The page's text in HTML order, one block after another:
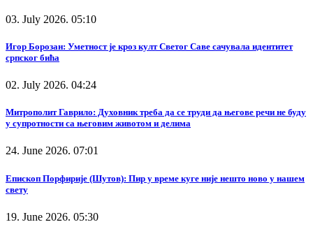
03. July 2026. 05:10
Игор Борозан: Уметност је кроз култ Светог Саве сачувала идентитет
српског бића
02. July 2026. 04:24
Митрополит Гаврило: Духовник треба да се труди да његове речи не буду
у супротности са његовим животом и делима
24. June 2026. 07:01
Епископ Порфирије (Шутов): Пир у време куге није нешто ново у нашем
свету
19. June 2026. 05:30